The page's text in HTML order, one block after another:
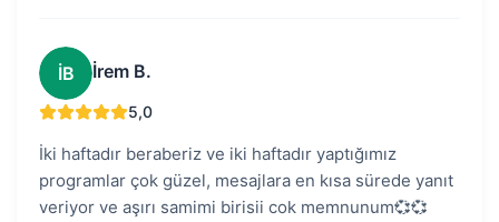
İB İrem B.
5,0
İki haftadır beraberiz ve iki haftadır yaptığımız
programlar çok güzel, mesajlara en kısa sürede yanıt
veriyor ve aşırı samimi birisii cok memnunum💞💞